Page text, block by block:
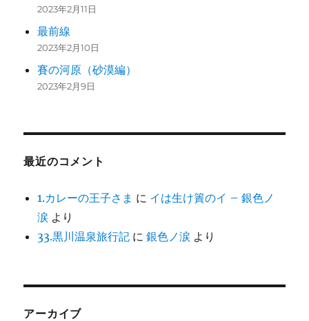
2023年2月11日
最前線
2023年2月10日
賽の河原（砂漠編）
2023年2月9日
最近のコメント
1.カレーの王子さま に イは生け簀のイ – 銀色ノ
涙 より
33.黒川温泉旅行記 に銀色ノ涙 より
アーカイブ